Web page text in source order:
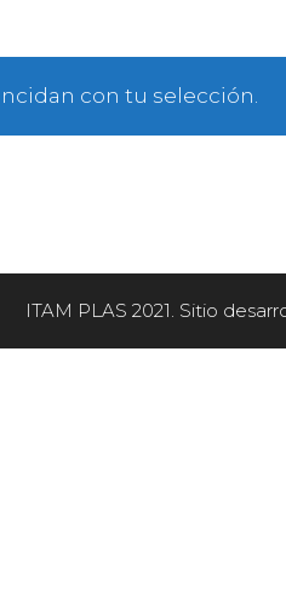
con tu selección.
ITAM PLAS 2021. Sitio